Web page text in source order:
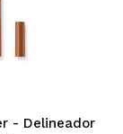
- Delineador